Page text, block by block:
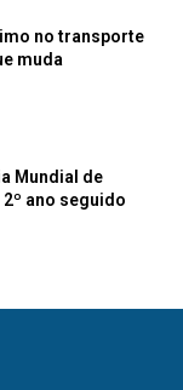
no transporte
muda
Mundial de
ano seguido